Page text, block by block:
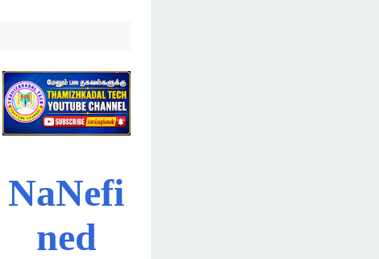
NaNefi
ned